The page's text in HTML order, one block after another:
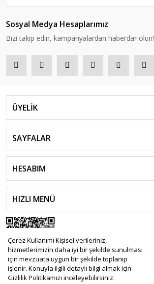
Çerez Kullanımı Kişisel verileriniz,
hizmetlerimizin daha iyi bir şekilde sunulması
için mevzuata uygun bir şekilde toplanıp
işlenir. Konuyla ilgili detaylı bilgi almak için
Gizlilik Politikamızı inceleyebilirsiniz.
Sosyal Medya Hesaplarımız
Bizi takip edin, kampanyalardan haberdar olun!
ÜYELİK
SAYFALAR
HESABIM
HIZLI MENÜ